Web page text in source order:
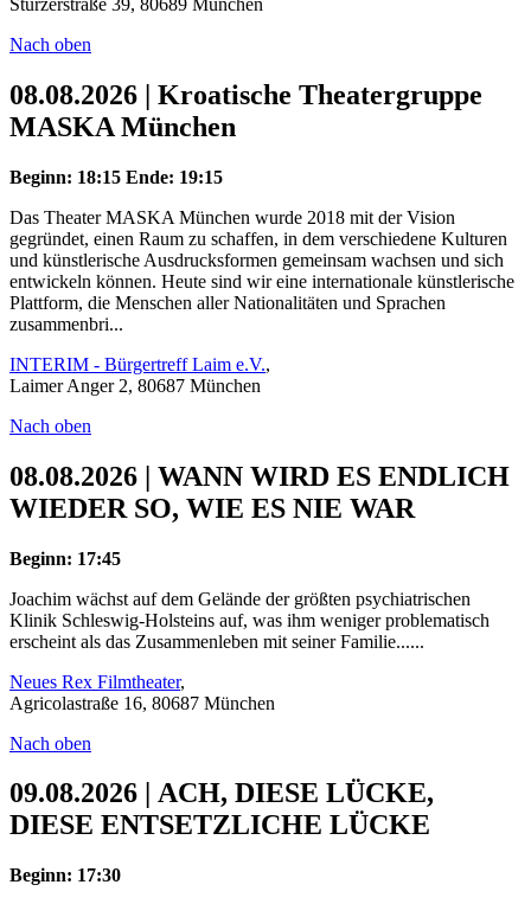
Stürzerstraße 39, 80689 München
Nach oben
08.08.2026 | Kroatische Theatergruppe
MASKA München
Beginn: 18:15 Ende: 19:15
Das Theater MASKA München wurde 2018 mit der Vision
gegründet, einen Raum zu schaffen, in dem verschiedene Kulturen
und künstlerische Ausdrucksformen gemeinsam wachsen und sich
entwickeln können. Heute sind wir eine internationale künstlerische
Plattform, die Menschen aller Nationalitäten und Sprachen
zusammenbri...
INTERIM - Bürgertreff Laim e.V.,
Laimer Anger 2, 80687 München
Nach oben
08.08.2026 | WANN WIRD ES ENDLICH
WIEDER SO, WIE ES NIE WAR
Beginn: 17:45
Joachim wächst auf dem Gelände der größten psychiatrischen
Klinik Schleswig-Holsteins auf, was ihm weniger problematisch
erscheint als das Zusammenleben mit seiner Familie......
Neues Rex Filmtheater,
Agricolastraße 16, 80687 München
Nach oben
09.08.2026 | ACH, DIESE LÜCKE,
DIESE ENTSETZLICHE LÜCKE
Beginn: 17:30